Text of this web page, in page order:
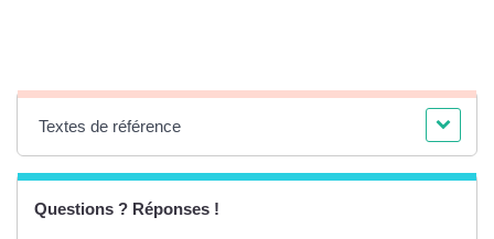
Textes de référence
Questions ? Réponses !